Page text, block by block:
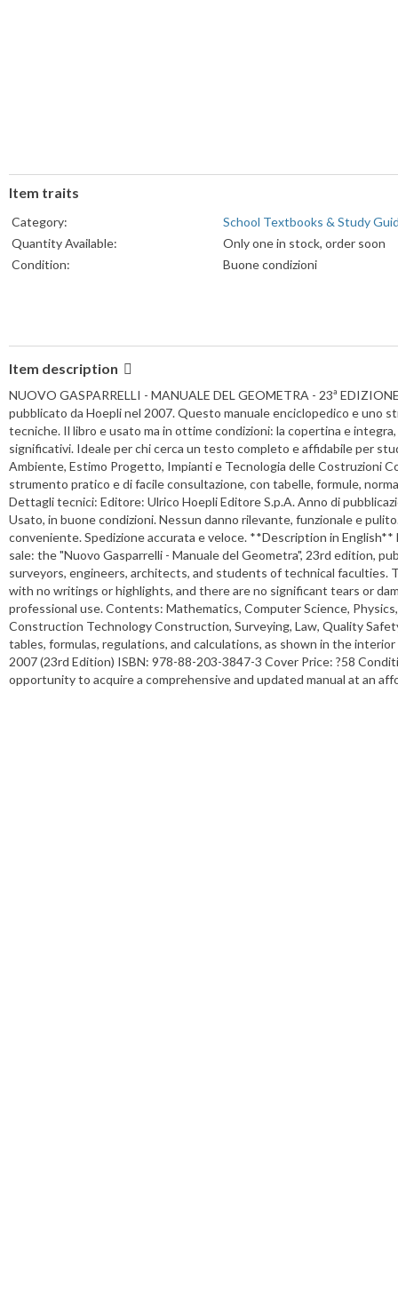
Item traits
Category:
School Textbooks & Study
Quantity Available:
Only one in stock, order soon
Condition:
Buone condizioni
Item description
NUOVO GASPARRELLI - MANUALE DEL GEOMETRA - 23ª
pubblicato da Hoepli nel 2007. Questo manuale enciclopedico e
tecniche. Il libro e usato ma in ottime condizioni: la copertina e
significativi. Ideale per chi cerca un testo completo e affidabile per
Ambiente, Estimo Progetto, Impianti e Tecnologia delle Costruzioni
strumento pratico e di facile consultazione, con tabelle, formule,
Dettagli tecnici: Editore: Ulrico Hoepli Editore S.p.A. Anno di
Usato, in buone condizioni. Nessun danno rilevante, funzionale e
conveniente. Spedizione accurata e veloce. **Description in English**
sale: the "Nuovo Gasparrelli - Manuale del Geometra", 23rd edition,
surveyors, engineers, architects, and students of technical
with no writings or highlights, and there are no significant tears or
professional use. Contents: Mathematics, Computer Science,
Construction Technology Construction, Surveying, Law, Quality
tables, formulas, regulations, and calculations, as shown in the
2007 (23rd Edition) ISBN: 978-88-203-3847-3 Cover Price: ?58
opportunity to acquire a comprehensive and updated manual at an